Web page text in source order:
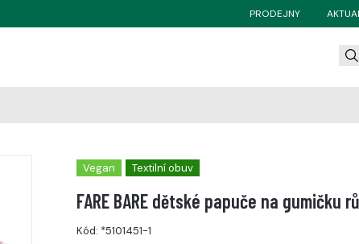
PRODEJNY
Vegan Textilní obuv
FARE BARE dětské papuče na gumičku
Kód: *5101451-1